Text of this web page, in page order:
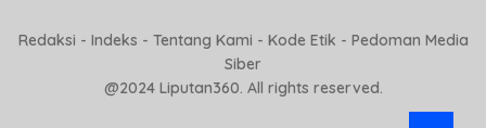
Redaksi - Indeks - Tentang Kami - Kode Etik - Pedoman Media
Siber
@2024 Liputan360. All rights reserved.